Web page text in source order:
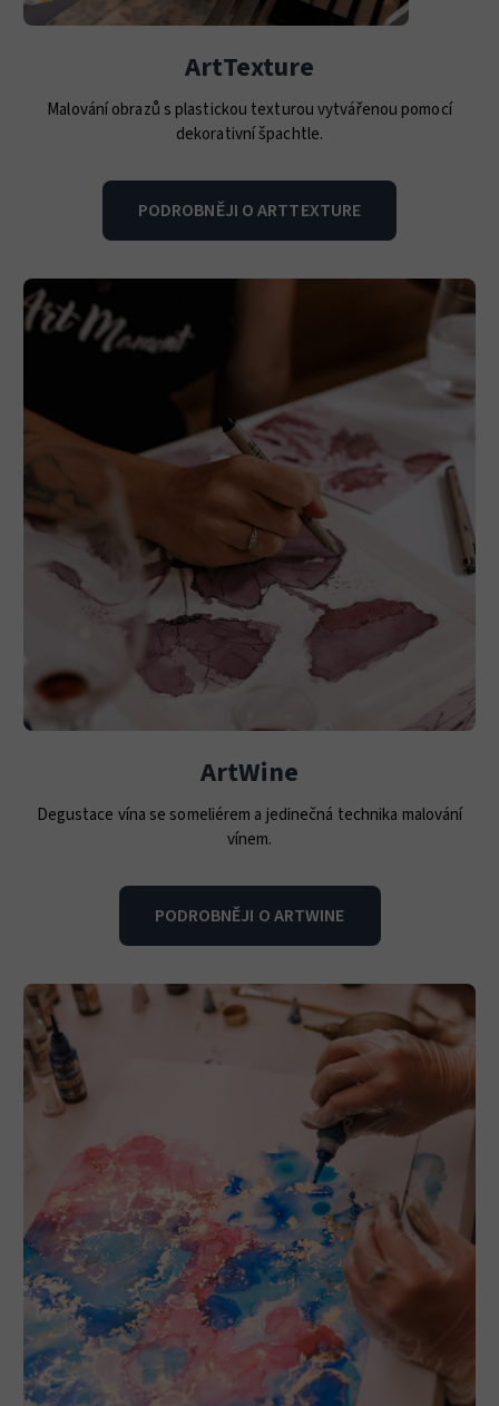
ArtTexture
Malování obrazů s plastickou texturou vytvářenou pomocí
dekorativní špachtle.
PODROBNĚJI O ARTTEXTURE
ArtWine
Degustace vína se someliérem a jedinečná technika malování
vínem.
PODROBNĚJI O ARTWINE